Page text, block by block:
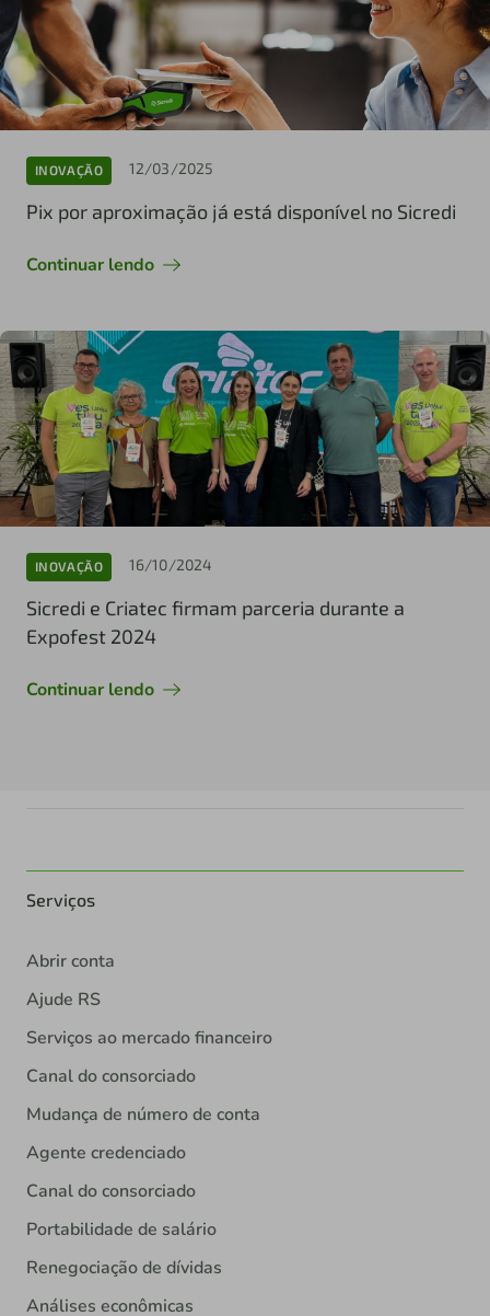
INOVAÇÃO 12/03/2025
Pix por aproximação já está disponível no Sicredi
Continuar lendo
INOVAÇÃO 16/10/2024
Sicredi e Criatec firmam parceria durante a
Expofest 2024
Continuar lendo
Serviços
Abrir conta
Ajude RS
Serviços ao mercado financeiro
Canal do consorciado
Mudança de número de conta
Agente credenciado
Canal do consorciado
Portabilidade de salário
Renegociação de dívidas
Análises econômicas